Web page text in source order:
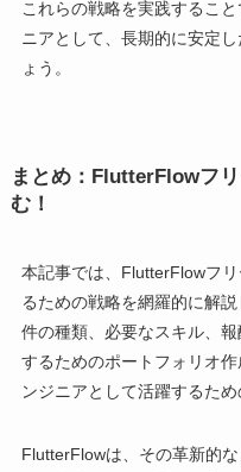
これらの戦略を実践するこ
ニアとして、長期的に安定
ょう。
まとめ：FlutterFlowフ
む！
本記事では、FlutterFlowフ
るための戦略を網羅的に解
件の種類、必要なスキル、
するためのポートフォリオ
ンジニアとして活躍するた
FlutterFlowは、その革新的